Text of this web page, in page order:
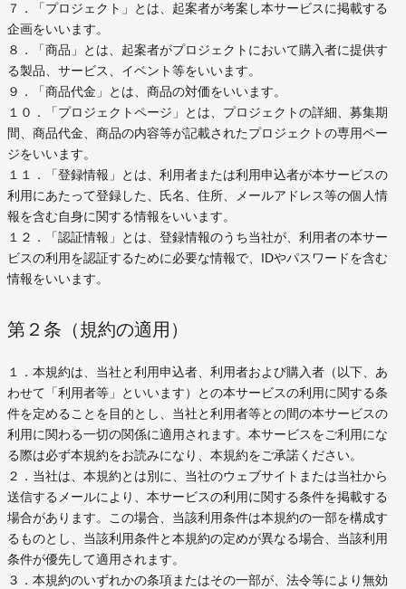
７．「プロジェクト」とは、起案者が考案し本サービスに掲載する
企画をいいます。
８．「商品」とは、起案者がプロジェクトにおいて購入者に提供す
る製品、サービス、イベント等をいいます。
９．「商品代金」とは、商品の対価をいいます。
１０．「プロジェクトページ」とは、プロジェクトの詳細、募集期
間、商品代金、商品の内容等が記載されたプロジェクトの専用ペー
ジをいいます。
１１．「登録情報」とは、利用者または利用申込者が本サービスの
利用にあたって登録した、氏名、住所、メールアドレス等の個人情
報を含む自身に関する情報をいいます。
１２．「認証情報」とは、登録情報のうち当社が、利用者の本サー
ビスの利用を認証するために必要な情報で、IDやパスワードを含む
情報をいいます。
第２条（規約の適用）
１．本規約は、当社と利用申込者、利用者および購入者（以下、あ
わせて「利用者等」といいます）との本サービスの利用に関する条
件を定めることを目的とし、当社と利用者等との間の本サービスの
利用に関わる一切の関係に適用されます。本サービスをご利用にな
る際は必ず本規約をお読みになり、本規約をご承諾ください。
２．当社は、本規約とは別に、当社のウェブサイトまたは当社から
送信するメールにより、本サービスの利用に関する条件を掲載する
場合があります。この場合、当該利用条件は本規約の一部を構成す
るものとし、当該利用条件と本規約の定めが異なる場合、当該利用
条件が優先して適用されます。
３．本規約のいずれかの条項またはその一部が、法令等により無効